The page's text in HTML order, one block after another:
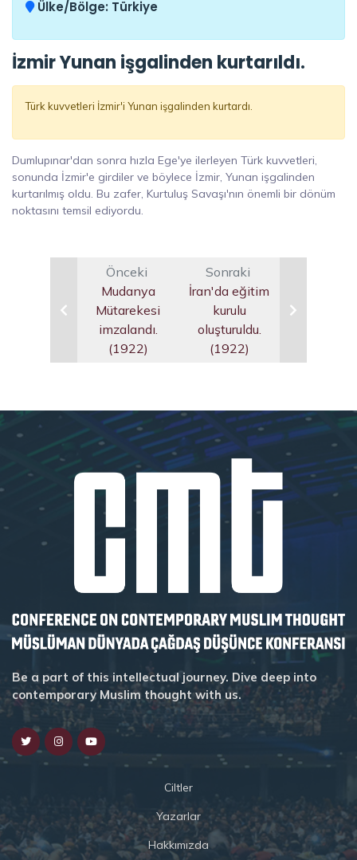
Ülke/Bölge: Türkiye
İzmir Yunan işgalinden kurtarıldı.
Türk kuvvetleri İzmir'i Yunan işgalinden kurtardı.
Dumlupınar'dan sonra hızla Ege'ye ilerleyen Türk kuvvetleri,
sonunda İzmir'e girdiler ve böylece İzmir, Yunan işgalinden
kurtarılmış oldu. Bu zafer, Kurtuluş Savaşı'nın önemli bir dönüm
noktasını temsil ediyordu.
Önceki
Mudanya
Mütarekesi
imzalandı.
(1922)
Sonraki
İran'da eğitim
kurulu
oluşturuldu.
(1922)
Be a part of this intellectual journey. Dive deep into
contemporary Muslim thought with us.
Ciltler
Yazarlar
Hakkımızda